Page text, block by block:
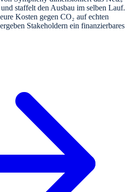
staffelt den Ausbau im selben Lauf.
Kosten gegen CO₂ auf echten
Stakeholdern ein finanzierbares